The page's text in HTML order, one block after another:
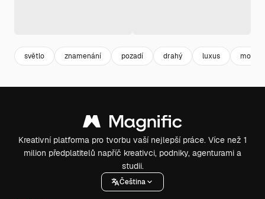
světlo znamenání pozadí drahý luxus
Kreativní platforma pro tvorbu vaší nejlepší práce. Více než 1
milion předplatitelů napříč kreativci, podniky, agenturami a
studii.
Čeština